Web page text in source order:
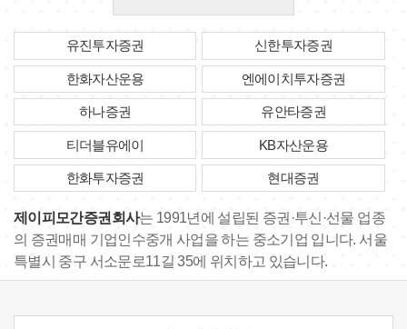
유진투자증권 신한투자증권
한화자산운용 엔에이치투자증권
하나증권 유안타증권
티더블유에이 KB자산운용
한화투자증권 현대증권
제이피모간증권회사는 1991년에 설립된 증권·투신·선물 업종
의 증권매매 기업인수중개 사업을 하는 중소기업 입니다. 서울
특별시 중구 서소문로11길 35에 위치하고 있습니다.